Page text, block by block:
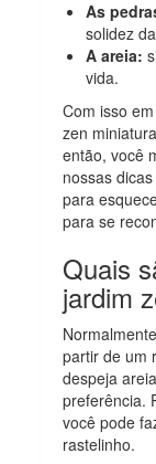
As
solidez
A areia:
vida.
Com isso
zen
então, você
nossas
para
para se
Quais
jardim
partir de um
despeja
preferência.
você pode
rastelinho.